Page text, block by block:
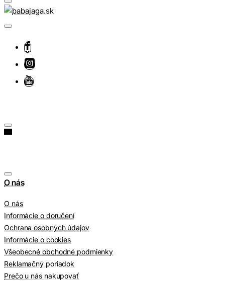
O nás
O nás
Informácie o doručení
Ochrana osobných údajov
Informácie o cookies
Všeobecné obchodné podmienky
Reklamačný poriadok
Prečo u nás nakupovať